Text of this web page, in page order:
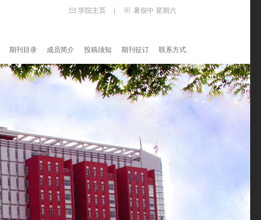
学院主页 | 暑假中 星期六
期刊目录 成员简介 投稿须知 期刊征订 联系方式